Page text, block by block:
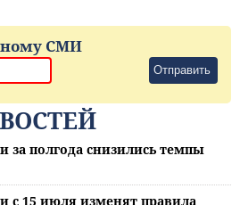
СМИ
Отправить
за полгода снизились темпы
с 15 июля изменят правила